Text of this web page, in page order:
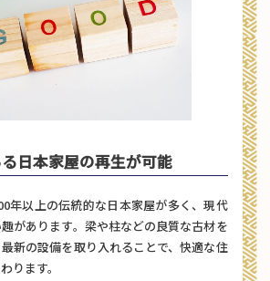
日本家屋の再生が可能
年以上の伝統的な日本家屋が多く、現代
があります。梁や柱などの良質な古材を
新の設備を取り入れることで、快適な住
ります。